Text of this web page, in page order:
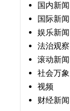
国内新闻
国际新闻
娱乐新闻
法治观察
滚动新闻
社会万象
视频
财经新闻